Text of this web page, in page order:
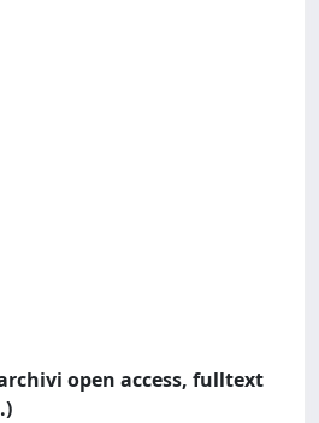
open access, fulltext